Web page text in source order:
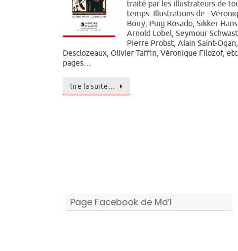
traité par les illustrateurs de
temps. Illustrations de :
Boiry, Puig Rosado, Sikker
Arnold Lobel, Seymour
Pierre Probst, Alain Saint-Ogan,
Desclozeaux, Olivier Taffin, Véronique Filozof,
pages…
lire la suite…
Page Facebook de Md’I